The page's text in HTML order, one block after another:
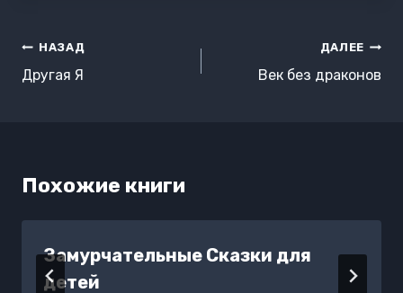
Навигация
по
НАЗАД
Другая Я
ДАЛЕЕ
Век без драконов
Похожие книги
Замурчательные Сказки для
детей